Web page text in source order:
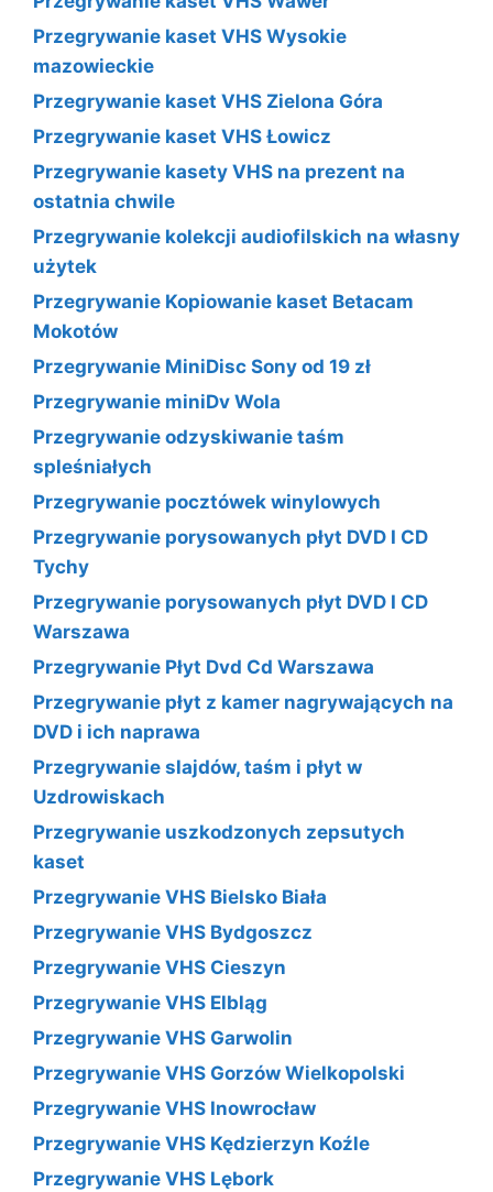
Przegrywanie kaset VHS Wysokie
mazowieckie
Przegrywanie kaset VHS Zielona Góra
Przegrywanie kaset VHS Łowicz
Przegrywanie kasety VHS na prezent na
ostatnia chwile
Przegrywanie kolekcji audiofilskich na własny
użytek
Przegrywanie Kopiowanie kaset Betacam
Mokotów
Przegrywanie MiniDisc Sony od 19 zł
Przegrywanie miniDv Wola
Przegrywanie odzyskiwanie taśm
spleśniałych
Przegrywanie pocztówek winylowych
Przegrywanie porysowanych płyt DVD I CD
Tychy
Przegrywanie porysowanych płyt DVD I CD
Warszawa
Przegrywanie Płyt Dvd Cd Warszawa
Przegrywanie płyt z kamer nagrywających na
DVD i ich naprawa
Przegrywanie slajdów, taśm i płyt w
Uzdrowiskach
Przegrywanie uszkodzonych zepsutych
kaset
Przegrywanie VHS Bielsko Biała
Przegrywanie VHS Bydgoszcz
Przegrywanie VHS Cieszyn
Przegrywanie VHS Elbląg
Przegrywanie VHS Garwolin
Przegrywanie VHS Gorzów Wielkopolski
Przegrywanie VHS Inowrocław
Przegrywanie VHS Kędzierzyn Koźle
Przegrywanie VHS Lębork